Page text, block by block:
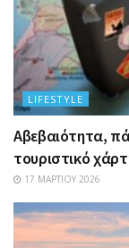
LIFESTYLE
Αβεβαιότητα,
τουριστικό
17 ΜΑΡΤΊΟΥ 2026